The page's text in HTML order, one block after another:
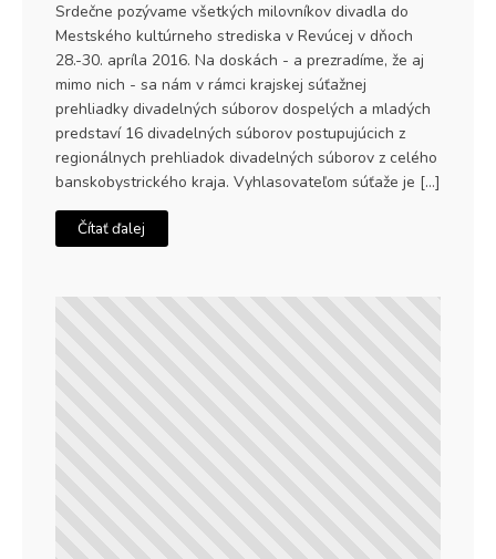
Srdečne pozývame všetkých milovníkov divadla do
Mestského kultúrneho strediska v Revúcej v dňoch
28.-30. apríla 2016. Na doskách - a prezradíme, že aj
mimo nich - sa nám v rámci krajskej súťažnej
prehliadky divadelných súborov dospelých a mladých
predstaví 16 divadelných súborov postupujúcich z
regionálnych prehliadok divadelných súborov z celého
banskobystrického kraja. Vyhlasovateľom súťaže je […]
Čítať ďalej